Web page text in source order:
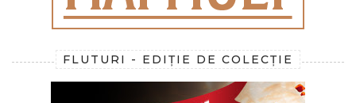
FLUTURI - EDIȚIE DE COLECȚIE